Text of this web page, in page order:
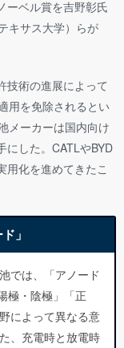
ーベル賞を吉野彰氏
キサス大学）らが
技術の進展によって
用を免除されるとい
メーカーは国内向け
にした。CATLやBYD
用化を進めてきたこ
」
では、「アノード
極・陰極」「正
によって異なる意
、充電時と放電時